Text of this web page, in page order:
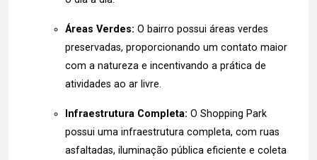
Áreas Verdes: O bairro possui áreas verdes
preservadas, proporcionando um contato maior
com a natureza e incentivando a prática de
atividades ao ar livre.
Infraestrutura Completa: O Shopping Park
possui uma infraestrutura completa, com ruas
asfaltadas, iluminação pública eficiente e coleta